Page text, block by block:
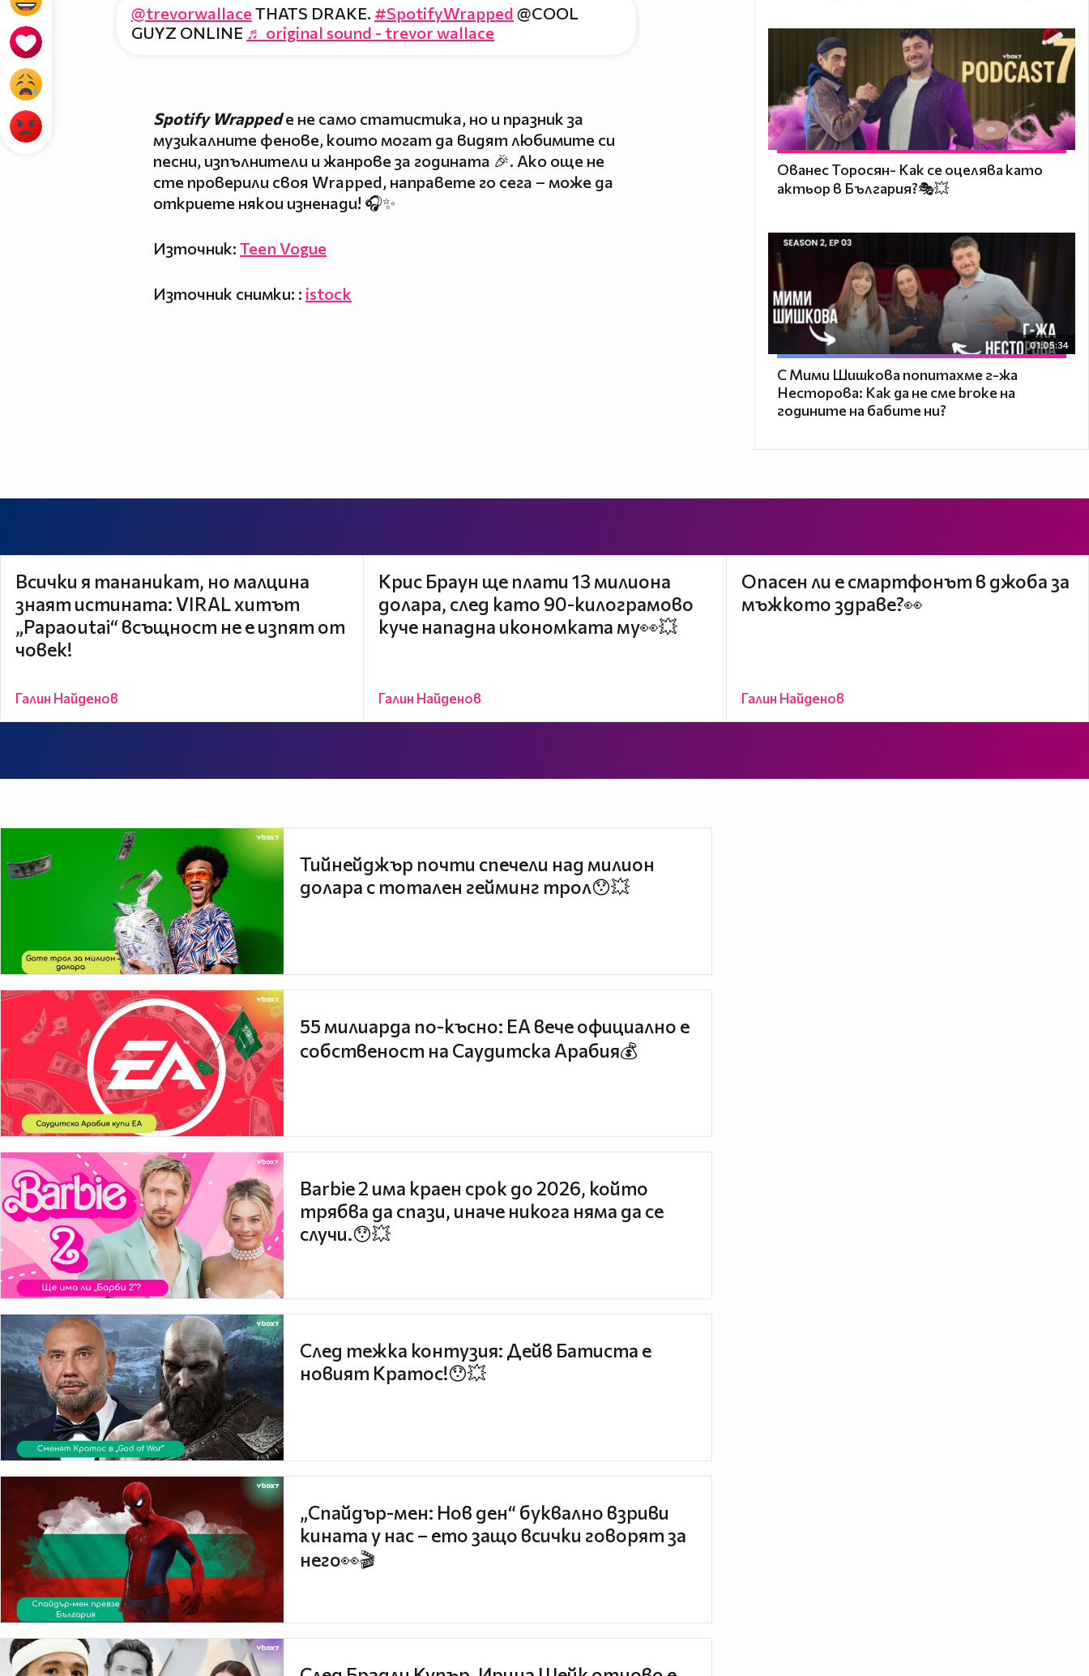
@trevorwallace THATS DRAKE. #SpotifyWrapped @COOL
GUYZ ONLINE ♬ original sound - trevor wallace
Spotify Wrapped е не само статистика, но и празник за
музикалните фенове, които могат да видят любимите си
песни, изпълнители и жанрове за годината 🎉. Ако още не
сте проверили своя Wrapped, направете го сега – може да
откриете някои изненади! 🎧✨
Източник: Teen Vogue
Източник снимки: : istock
Всички я тананикат, но малцина
знаят истината: VIRAL хитът
„Papaoutai“ всъщност не е изпят от
човек!
Галин Найденов
Крис Браун ще плати 13 милиона
долара, след като 90-килограмово
куче нападна икономката му👀💥
Галин Найденов
Опасен ли е смартфонът в джоба за
мъжкото здраве?👀
Галин Найденов
Ованес Торосян- Как се оцелява като
актьор в България?🎭💥
01:05:34
С Мими Шишкова попитахме г-жа
Несторова: Как да не сме broke на
годините на бабите ни?
Тийнейджър почти спечели над милион
долара с тотален гейминг трол😯💥
55 милиарда по-късно: EA вече официално е
собственост на Саудитска Арабия💰
Barbie 2 има краен срок до 2026, който
трябва да спази, иначе никога няма да се
случи.😯💥
След тежка контузия: Дейв Батиста е
новият Кратос!😯💥
„Спайдър-мен: Нов ден“ буквално взриви
кината у нас – ето защо всички говорят за
него👀🎬